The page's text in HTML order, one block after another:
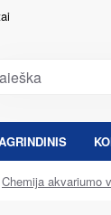
Chemija akvariumo